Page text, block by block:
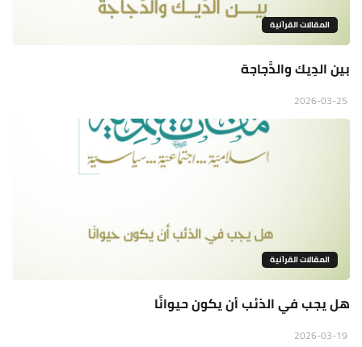
المقالات القراَنية
بين الدِيك والدَّجاجة
المقالات القراَنية
هل يجب في الذئب أن يكون حيوانًا